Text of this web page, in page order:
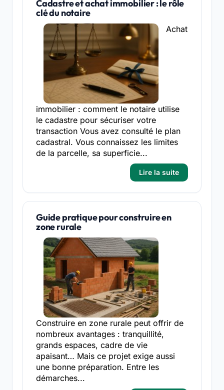
Cadastre et achat immobilier : le rôle
clé du notaire
Achat
immobilier : comment le notaire utilise
le cadastre pour sécuriser votre
transaction Vous avez consulté le plan
cadastral. Vous connaissez les limites
de la parcelle, sa superficie...
Lire la suite
Guide pratique pour construire en
zone rurale
Construire en zone rurale peut offrir de
nombreux avantages : tranquillité,
grands espaces, cadre de vie
apaisant… Mais ce projet exige aussi
une bonne préparation. Entre les
démarches...